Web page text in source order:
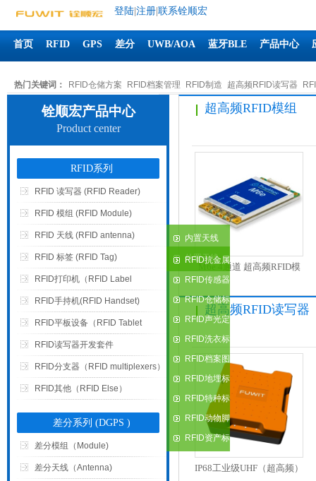
登陆 注册 联系铨顺宏
首页 RFID GPS 差分 UWB/AOA 蓝牙BLE 产品中心
热门关键词： RFID仓储方案 RFID档案管理 RFID制造 超高频RFID读写器
RFID陶瓷标签 RFID布草洗涤
铨顺宏产品中心
Product center
RFID系列
RFID 读写器 (RFID Reader)
RFID 模组 (RFID Module)
RFID 天线 (RFID antenna)
内置天线
外置天线
RFID 标签 (RFID Tag)
RFID抗金属
标签
RFID传感器
标签
RFID仓储标
签
RFID声光定
位标签
RFID洗衣标
签
RFID档案图
书标签
RFID地埋标
签
RFID特种标
签
RFID动物脚
环标签
RFID资产标
RFID打印机（RFID Label
Printer）
RFID手持机(RFID Handset)
RFID平板设备（RFID Tablet
Device）
RFID读写器开发套件
RFID分支器（RFID multiplexers）
RFID其他（RFID Else）
差分系列 (DGPS )
差分模组（Module)
差分天线（Antenna)
超高频RFID模组
M6e 4通道 超高频RFID模
M5e 超高频RFID模块/模组
超高频RFID读写器
IP68工业级UHF（超高频）